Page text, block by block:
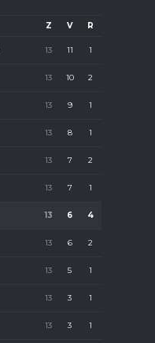
Z V R
13 11 1
13 10 2
13 9 1
13 8 1
13 7 2
13 7 1
13 6 4
13 6 2
13 5 1
13 3 1
13 3 1